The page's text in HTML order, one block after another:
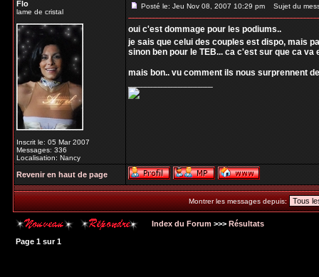
Flo
lame de cristal
Inscrit le: 05 Mar 2007
Messages: 336
Localisation: Nancy
Posté le: Jeu Nov 08, 2007 10:29 pm Sujet du
oui c'est dommage pour les podiums..
je sais que celui des couples est dispo, mais
sinon ben pour le TEB... ca c'est sur que ca va
mais bon.. vu comment ils nous surprennent
_________________
Revenir en haut de page
Montrer les messages depuis:
Index du Forum >>> Résultats
Page 1 sur1